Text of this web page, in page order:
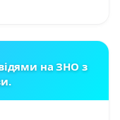
на ЗНО з